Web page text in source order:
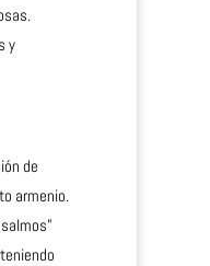
y
de
armenio.